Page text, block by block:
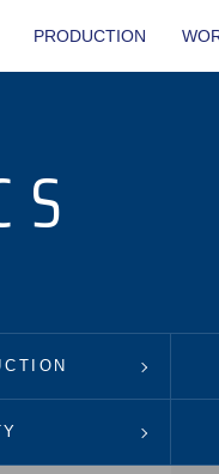
PRODUCTION